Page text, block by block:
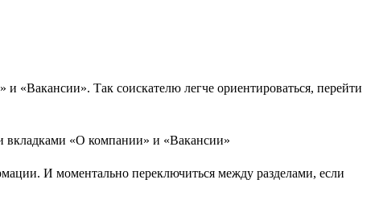
«Вакансии». Так соискателю легче ориентироваться, перейти
И моментально переключиться между разделами, если